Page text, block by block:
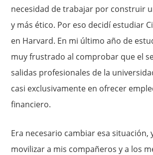
necesidad de trabajar por construir
y más ético. Por eso decidí estudiar
en Harvard. En mi último año de
muy frustrado al comprobar que el
salidas profesionales de la
casi exclusivamente en ofrecer
financiero.
Era necesario cambiar esa situación,
movilizar a mis compañeros y a los